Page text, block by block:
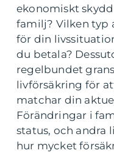
ekonomiskt
familj? Vilken typ
för din
du betala?
regelbundet
livförsäkring för
matchar din
Förändringar i
status, och andra
hur mycket